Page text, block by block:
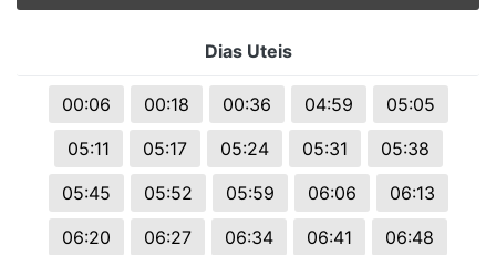
Dias Uteis
00:06 00:18 00:36 04:59
05:05
05:11
05:17 05:24 05:31
05:38
05:45
05:52 05:59 06:06
06:13
06:20
06:27 06:34 06:41 06:48